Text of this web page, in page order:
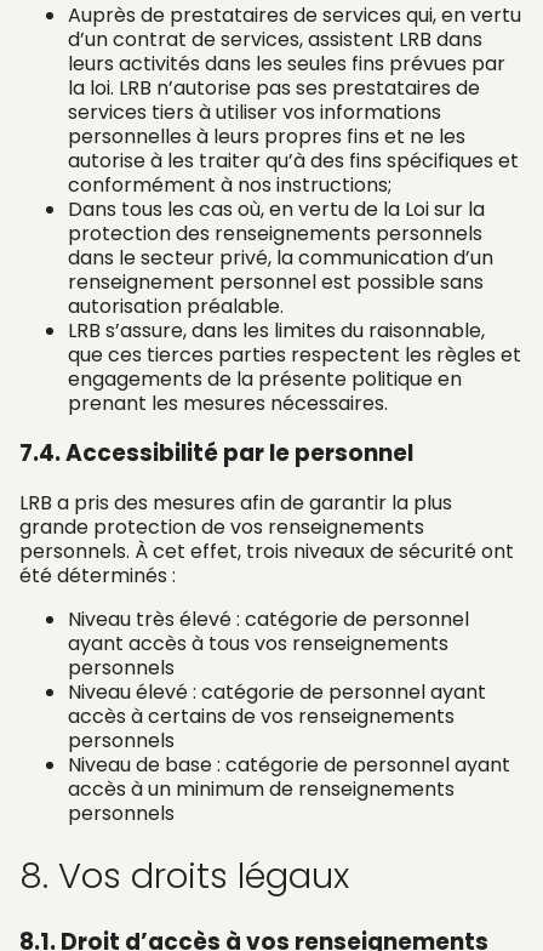
Auprès de prestataires de services qui, en vertu
d’un contrat de services, assistent LRB dans
leurs activités dans les seules fins prévues par
la loi. LRB n’autorise pas ses prestataires de
services tiers à utiliser vos informations
personnelles à leurs propres fins et ne les
autorise à les traiter qu’à des fins spécifiques et
conformément à nos instructions;
Dans tous les cas où, en vertu de la Loi sur la
protection des renseignements personnels
dans le secteur privé, la communication d’un
renseignement personnel est possible sans
autorisation préalable.
LRB s’assure, dans les limites du raisonnable,
que ces tierces parties respectent les règles et
engagements de la présente politique en
prenant les mesures nécessaires.
7.4. Accessibilité par le personnel
LRB a pris des mesures afin de garantir la plus
grande protection de vos renseignements
personnels. À cet effet, trois niveaux de sécurité ont
été déterminés :
Niveau très élevé : catégorie de personnel
ayant accès à tous vos renseignements
personnels
Niveau élevé : catégorie de personnel ayant
accès à certains de vos renseignements
personnels
Niveau de base : catégorie de personnel ayant
accès à un minimum de renseignements
personnels
8. Vos droits légaux
8.1. Droit d’accès à vos renseignements